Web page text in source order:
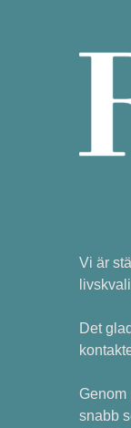
Vi är
Det
Genom
snabb